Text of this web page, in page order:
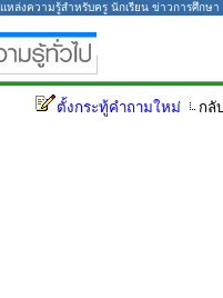
ล่งความรู้สำหรับครู นักเรียน ข่าวการศึกษ
ตั้งกระทู้คำถามใหม่ กลั